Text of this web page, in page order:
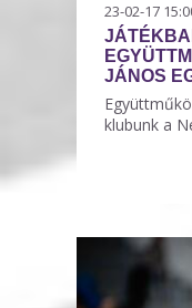
23-02-17
JÁNOS
klubunk a